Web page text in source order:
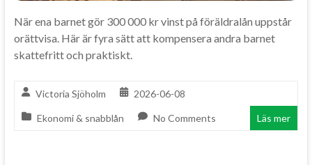
När ena barnet gör 300 000 kr vinst på föräldralån uppstår
orättvisa. Här är fyra sätt att kompensera andra barnet
skattefritt och praktiskt.
Victoria Sjöholm 2026-06-08
Ekonomi & snabblån No Comments Läs mer